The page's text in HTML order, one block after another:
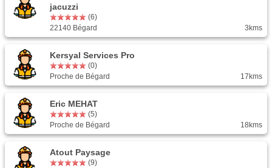
jacuzzi
(6)
22140 Bégard
3kms
Kersyal Services Pro
(0)
Proche de Bégard
17kms
Eric MEHAT
(5)
Proche de Bégard
18kms
Atout Paysage
(9)